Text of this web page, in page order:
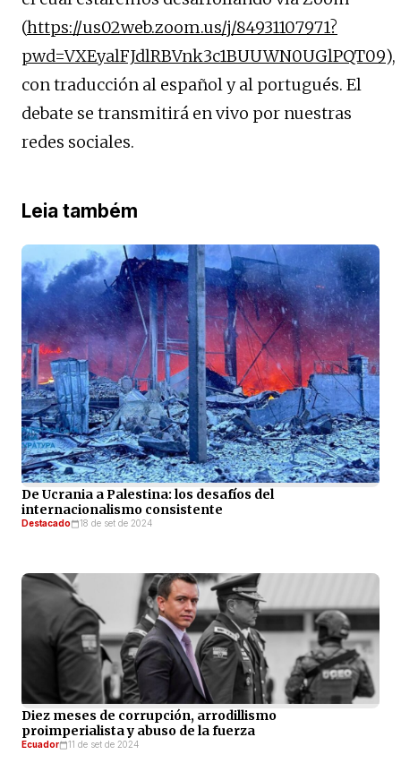
(https://us02web.zoom.us/j/84931107971?
pwd=VXEyalFJdlRBVnk3c1BUUWN0UGlPQT09),
con traducción al español y al portugués. El
debate se transmitirá en vivo por nuestras
redes sociales.
Leia também
De Ucrania a Palestina: los desafíos del
internacionalismo consistente
Destacado 18 de set de 2024
Diez meses de corrupción, arrodillismo
proimperialista y abuso de la fuerza
Ecuador 11 de set de 2024